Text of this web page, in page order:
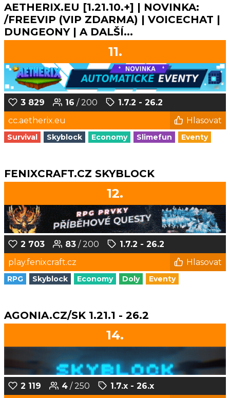
AETHERIX.EU [1.21.10.+] | NOVINKA:
/FREEVIP (VIP ZDARMA) | VOICECHAT |
DUNGEONY | A DALŠÍ...
11.
3 829 16 / 200
1.7.2 - 26.2
cc.aetherix.eu
Hlasovat
Survival Skyblock Economy Slimefun Eventy
FENIXCRAFT.CZ SKYBLOCK
12.
2 703 83 / 200
1.7.2 - 26.2
play.fenixcraft.cz
Hlasovat
RPG Skyblock Economy Doly Eventy
AGONIA.CZ/SK 1.21.1 - 26.2
14.
2 119 4 / 250
1.7.x - 26.x